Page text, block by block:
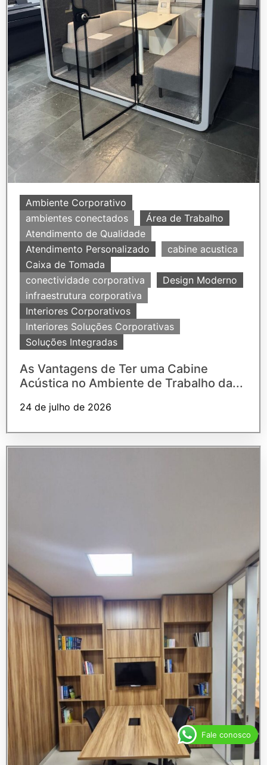
Ambiente Corporativo
ambientes conectados
Área de Trabalho
Atendimento de Qualidade
Atendimento Personalizado
cabine acustica
Caixa de Tomada
conectividade corporativa
Design Moderno
infraestrutura corporativa
Interiores Corporativos
Interiores Soluções Corporativas
Soluções Integradas
As Vantagens de Ter uma Cabine
Acústica no Ambiente de Trabalho da...
24 de julho de 2026
Fale conosco